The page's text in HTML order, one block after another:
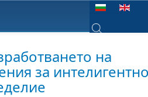
Изберете език
на
за